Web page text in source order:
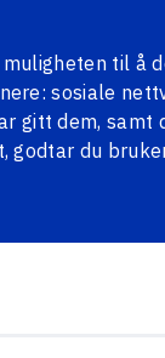
til å
sosiale
gitt dem, samt
godtar du